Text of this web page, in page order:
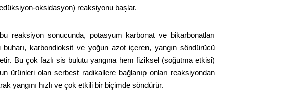
oksidasyon) reaksiyonu başlar.
reaksiyon sonucunda, potasyum karbonat ve bikarbonatları
karbondioksit ve yoğun azot içeren, yangın söndürücü
Bu çok fazlı sis bulutu yangına hem fiziksel (soğutma etkisi)
ürünleri olan serbest radikallere bağlanıp onları reaksiyondan
yangını hızlı ve çok etkili bir biçimde söndürür.